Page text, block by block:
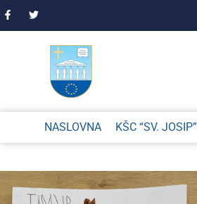
NASLOVNA KŠC “SV. JOSIP”